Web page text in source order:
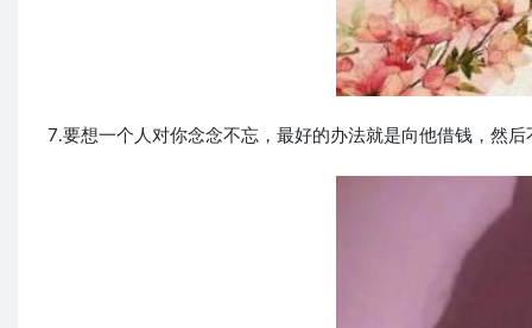
7.要想一个人对你念念不忘，最好的办法就是向他借钱，然后